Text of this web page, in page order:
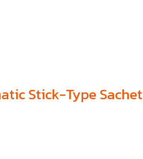
Stick-Type Sachet